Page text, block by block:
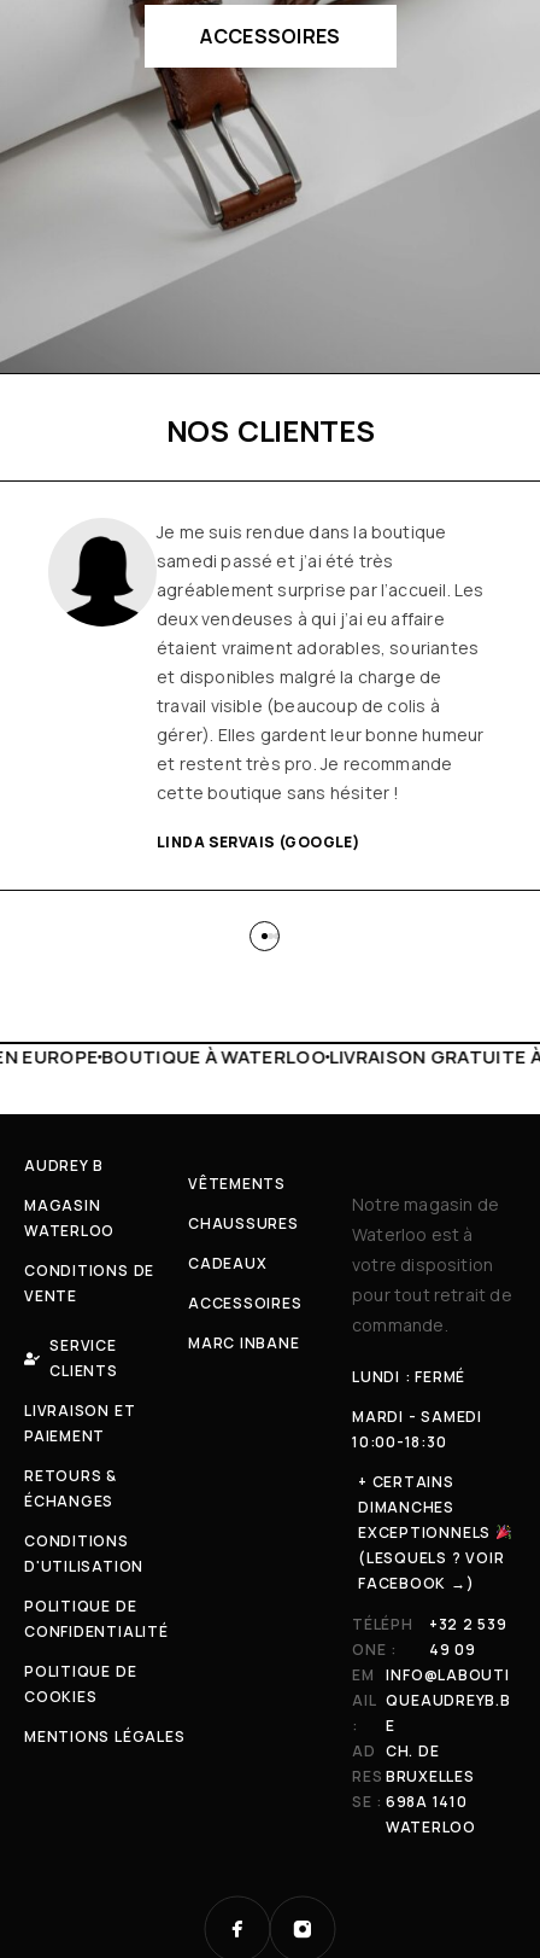
ACCESSOIRES
NOS CLIENTES
Une boutique familiale, à l’écoute et
remplie de joie de vivre
Les
vêtements sont de qualité, tendances
et originaux pour différentes
morphologies
et ça fait très
longtemps que j’y vais (depuis le début
ou quasiment) J’adore y faire un tour et
on ne sort jamais (ou presque) sans rien
LIVRAISON GRATUITE À PARTIR DE 150€LIVE
AUDREY B
MAGASIN
WATERLOO
CONDITIONS DE
VENTE
SERVICE
CLIENTS
LIVRAISON ET
PAIEMENT
RETOURS &
ÉCHANGES
CONDITIONS
D'UTILISATION
POLITIQUE DE
CONFIDENTIALITÉ
POLITIQUE DE
COOKIES
MENTIONS LÉGALES
VÊTEMENTS
CHAUSSURES
CADEAUX
ACCESSOIRES
MARC INBANE
Notre magasin de
Waterloo est à
votre disposition
pour tout retrait de
commande.
LUNDI : FERMÉ
MARDI - SAMEDI
10:00-18:30
+ CERTAINS
DIMANCHES
EXCEPTIONNELS
(LESQUELS ? VOIR
FACEBOOK →)
TÉLÉPH
ONE :
+32 2 539
49 09
EM
AIL
:
INFO@LABOUTI
QUEAUDREYB.B
E
AD
RES
SE :
CH. DE
BRUXELLES
698A 1410
WATERLOO